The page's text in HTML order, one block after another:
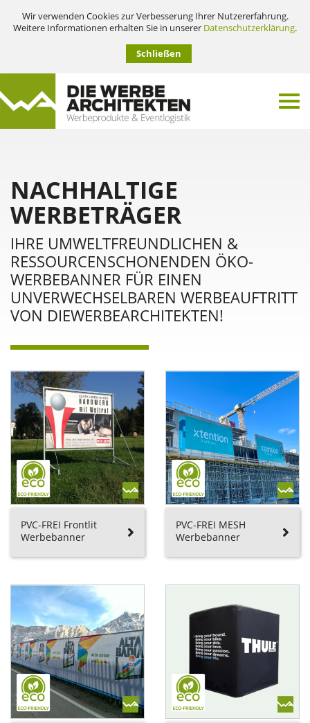
Wir verwenden Cookies zur Verbesserung Ihrer Nutzererfahrung.
Weitere Informationen erhalten Sie in unserer Datenschutzerklärung.
Schließen
NACHHALTIGE
WERBETRÄGER
IHRE UMWELTFREUNDLICHEN &
RESSOURCENSCHONENDEN ÖKO-
WERBEBANNER FÜR EINEN
UNVERWECHSELBAREN WERBEAUFTRITT
VON DIEWERBEARCHITEKTEN!
PVC-FREI Frontlit
Werbebanner
PVC-FREI MESH
Werbebanner